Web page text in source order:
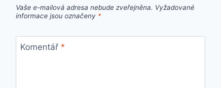
Vaše e-mailová adresa nebude zveřejněna. Vyžadované
informace jsou označeny *
Komentář *